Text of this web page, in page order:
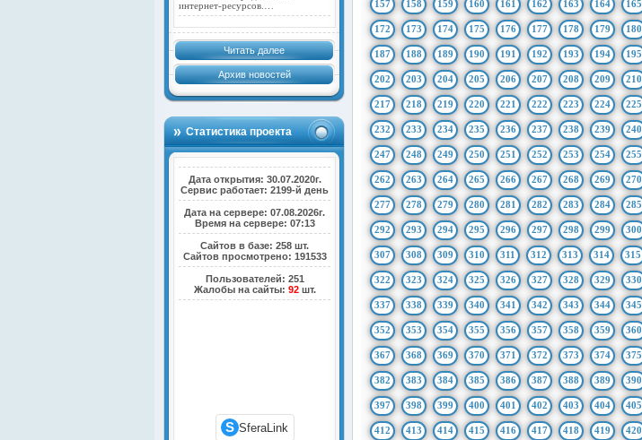
интернет-ресурсов.…
Читать далее
Архив новостей
Статистика проекта
Дата открытия: 30.07.2020г.
Сервис работает: 2199-й день
Дата на сервере: 07.08.2026г.
Время на сервере: 07:13
Сайтов в базе: 258 шт.
Сайтов просмотрено: 191533
Пользователей: 251
Жалобы на сайты: 92шт.
S SferaLink
157 158 159 160 161 162 163 164 165
172 173 174 175 176 177 178 179 180
187 188 189 190 191 192 193 194 195
202 203 204 205 206 207 208 209 210
217 218 219 220 221 222 223 224 225
232 233 234 235 236 237 238 239 240
247 248 249 250 251 252 253 254 255
262 263 264 265 266 267 268 269 270
277 278 279 280 281 282 283 284 285
292 293 294 295 296 297 298 299 300
307 308 309 310 311 312 313 314 315
322 323 324 325 326 327 328 329 330
337 338 339 340 341 342 343 344 345
352 353 354 355 356 357 358 359 360
367 368 369 370 371 372 373 374 375
382 383 384 385 386 387 388 389 390
397 398 399 400 401 402 403 404 405
412 413 414 415 416 417 418 419 420